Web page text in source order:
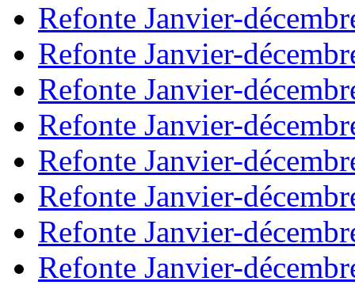
Refonte Janvier-
Refonte Janvier-
Refonte Janvier-
Refonte Janvier-
Refonte Janvier-
Refonte Janvier-
Refonte Janvier-
Refonte Janvier-